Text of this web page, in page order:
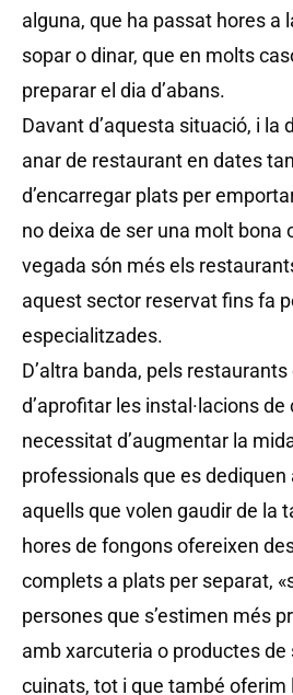
alguna, que ha passat hores a
sopar o dinar, que en molts
preparar el dia d’abans.
Davant d’aquesta situació, i la
anar de restaurant en dates
d’encarregar plats per
no deixa de ser una molt bona
vegada són més els
aquest sector reservat fins fa
especialitzades.
D’altra banda, pels
d’aprofitar les instal·lacions de
necessitat d’augmentar la
professionals que es
aquells que volen gaudir de la
hores de fongons ofereixen
complets a plats per separat,
persones que s’estimen més
amb xarcuteria o productes
cuinats, tot i que també oferim